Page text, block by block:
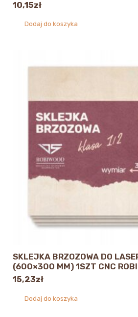
10,15zł
Dodaj do koszyka
SKLEJKA BRZOZOWA DO
(600×300 MM) 1SZT CNC
15,23zł
Dodaj do koszyka